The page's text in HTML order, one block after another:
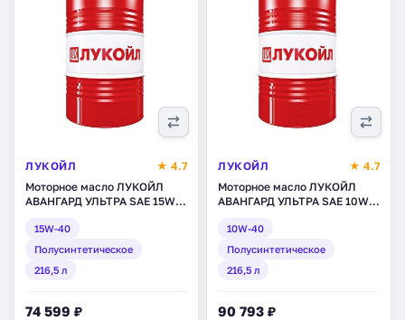
ЛУКОЙЛ
★ 4.7
Моторное масло ЛУКОЙЛ
АВАНГАРД УЛЬТРА SAE 15W-
полусинтетическое, 216,5 л
(227326)
15W-40
Полусинтетическое
216,5 л
74 599 ₽
ЛУКОЙЛ
★ 4.7
Моторное масло ЛУКОЙЛ
АВАНГАРД УЛЬТРА SAE 10W-
полусинтетическое, 216,5 л
(227325)
10W-40
Полусинтетическое
216,5 л
90 793 ₽